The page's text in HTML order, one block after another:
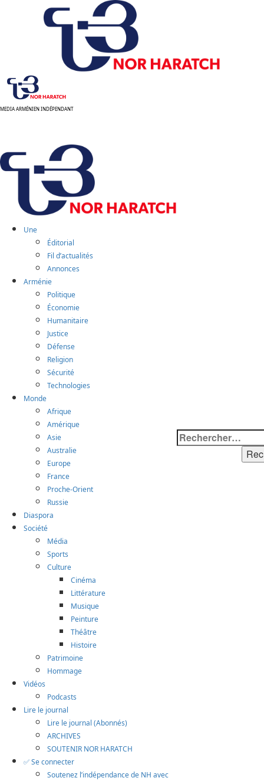
MEDIA ARMÉNIEN INDÉPENDANT
Une
Éditorial
Fil d’actualités
Annonces
Arménie
Politique
Économie
Humanitaire
Justice
Défense
Religion
Sécurité
Technologies
Monde
Afrique
Amérique
Asie
Australie
Europe
France
Proche-Orient
Russie
Diaspora
Société
Média
Sports
Culture
Cinéma
Littérature
Musique
Peinture
Théâtre
Histoire
Patrimoine
Hommage
Vidéos
Podcasts
Lire le journal
Lire le journal (Abonnés)
ARCHIVES
SOUTENIR NOR HARATCH
✅ Se connecter
Soutenez l’indépendance de NH avec
Rechercher :